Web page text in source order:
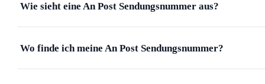
Wie sieht eine An Post Sendungsnummer aus?
Wo finde ich meine An Post Sendungsnummer?